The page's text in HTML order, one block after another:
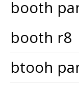
booth
booth r8
btooh